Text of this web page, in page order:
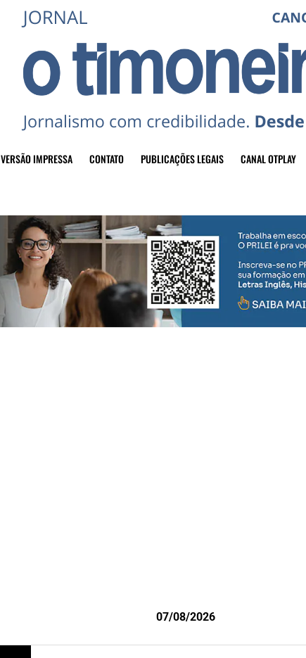
VERSÃO IMPRESSA CONTATO PUBLICAÇÕES LEGAIS CANAL OTPLAY
07/08/2026